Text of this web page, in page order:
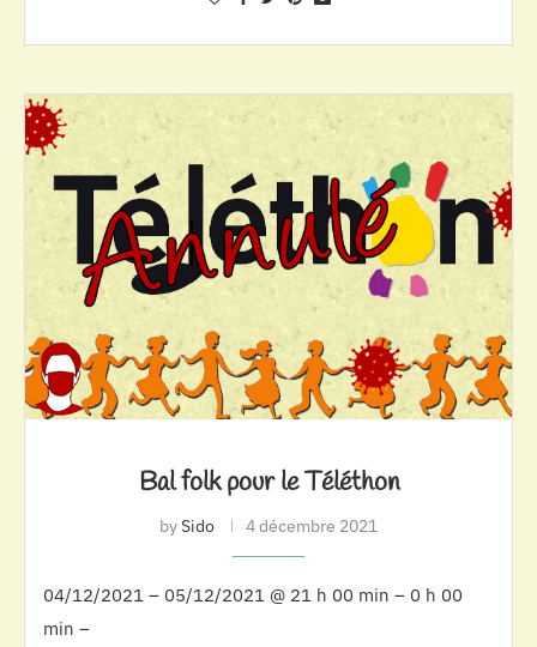
Bal folk pour le Téléthon
bySido 4 décembre 2021
04/12/2021 – 05/12/2021 @ 21 h 00 min – 0 h 00
min –